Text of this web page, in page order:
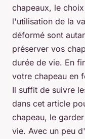
chapeaux, le
l'utilisation de la
déformé sont
préserver vos
durée de vie. En
votre chapeau en
Il suffit de suivre
dans cet article
chapeau, le
vie. Avec un peu